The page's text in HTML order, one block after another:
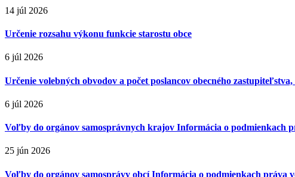
14 júl 2026
Určenie rozsahu výkonu funkcie starostu obce
6 júl 2026
Určenie volebných obvodov a počet poslancov obecného
6 júl 2026
Voľby do orgánov samosprávnych krajov Informácia o podmienkach
25 jún 2026
Voľby do orgánov samosprávy obcí Informácia o podmienkach práva